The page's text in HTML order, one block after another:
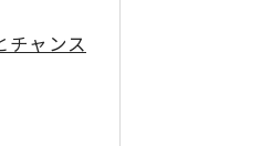
チャンス